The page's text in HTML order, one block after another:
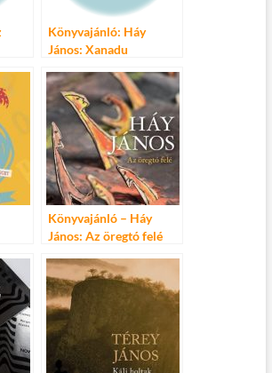
Könyvajánló: Háy
János: Xanadu
Könyvajánló – Háy
János: Az öregtó felé